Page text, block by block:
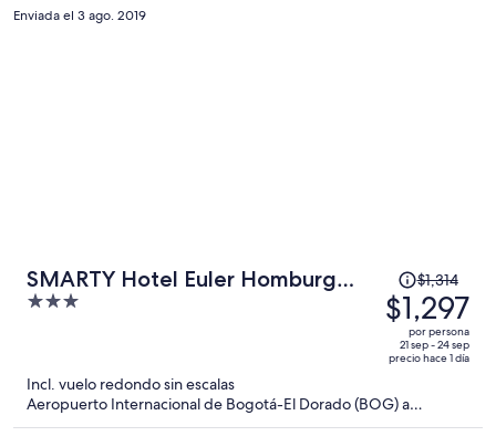
Enviada el 3 ago. 2019
SMARTY Hotel Euler Homburg
(Saar)
3
precio
era
de
$1,314
ahora
$1,314
$1,297
por persona
21 sep - 24 sep
precio hace 1 día
Incl. vuelo redondo sin escalas
Aeropuerto Internacional de Bogotá-El Dorado (BOG) a
Saarbruecken (SCN)